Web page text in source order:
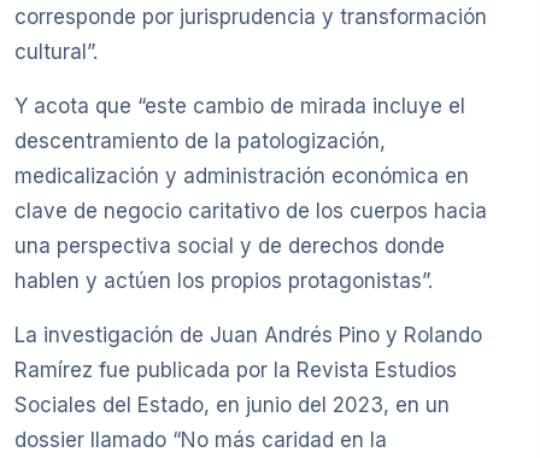
corresponde por jurisprudencia y transformación
cultural”.
Y acota que “este cambio de mirada incluye el
descentramiento de la patologización,
medicalización y administración económica en
clave de negocio caritativo de los cuerpos hacia
una perspectiva social y de derechos donde
hablen y actúen los propios protagonistas”.
La investigación de Juan Andrés Pino y Rolando
Ramírez fue publicada por la Revista Estudios
Sociales del Estado, en junio del 2023, en un
dossier llamado “No más caridad en la